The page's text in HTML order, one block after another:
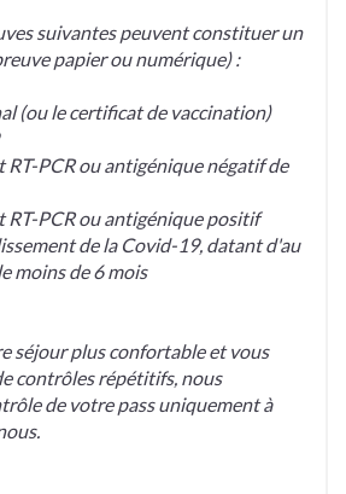
suivantes peuvent constituer un
papier ou numérique) :
(ou le certificat de vaccination)
PCR ou antigénique négatif de
PCR ou antigénique positif
de la Covid-19, datant d'au
moins de 6 mois
séjour plus confortable et vous
contrôles répétitifs, nous
de votre pass uniquement à